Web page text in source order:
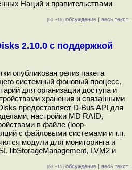
Наций и правительствами
(60 +16) обсуждение | весь текст
2.10.0 с поддержкой
опубликован релиз пакета
системный фоновый процесс,
для организации доступа и
хранения и связанными
предоставляет D-Bus API для
настройки MD RAID,
в файле (loop-
с файловыми системами и т.п.
модули для мониторинга и
libStorageManagement, LVM2 и
(63 +15) обсуждение | весь текст